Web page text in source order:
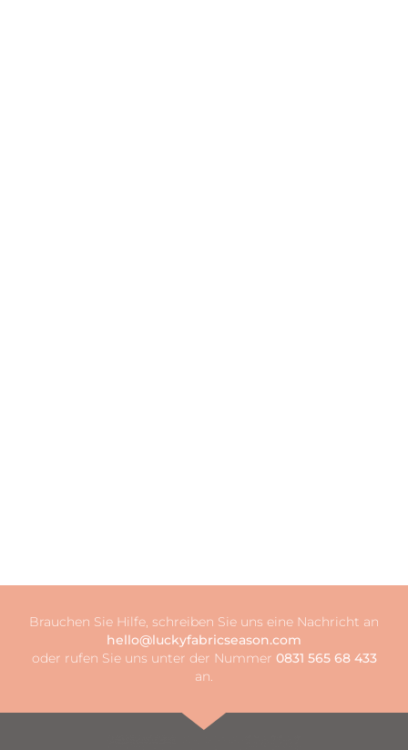
Brauchen Sie Hilfe, schreiben Sie uns eine Nachricht an
hello@luckyfabricseason.com
oder rufen Sie uns unter der Nummer 0831 565 68 433
an.